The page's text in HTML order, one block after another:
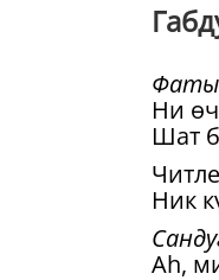
Ни
Шат
Ник
Аһ,